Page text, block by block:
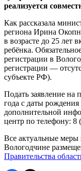
реализуется
Как рассказала
региона Ирина
в возрасте до 25 лет
ребёнка.
регистрации в
регистрации —
субъекте РФ).
Подать заявление на
года с даты рождения
дополнительной
центр по телефону: 8
Все актуальные меры
Вологодчине
Правительства